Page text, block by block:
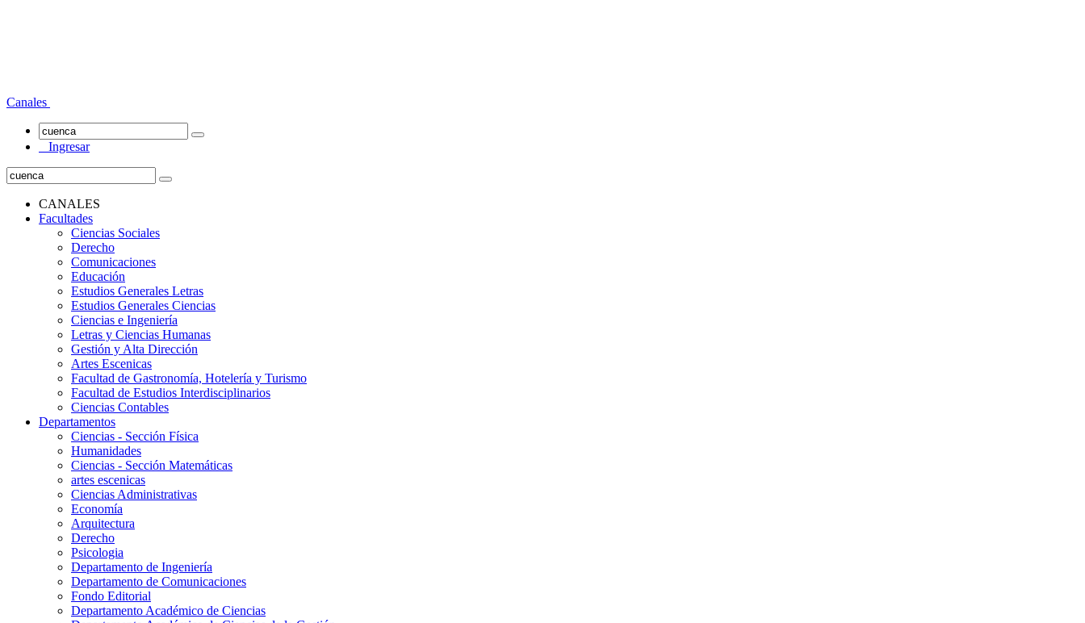
Canales
Ingresar
CANALES
Facultades
Ciencias Sociales
Derecho
Comunicaciones
Educación
Estudios Generales Letras
Estudios Generales Ciencias
Ciencias e Ingeniería
Letras y Ciencias Humanas
Gestión y Alta Dirección
Artes Escenicas
Facultad de Gastronomía, Hotelería y Turismo
Facultad de Estudios Interdisciplinarios
Ciencias Contables
Departamentos
Ciencias - Sección Física
Humanidades
Ciencias - Sección Matemáticas
artes escenicas
Ciencias Administrativas
Economía
Arquitectura
Derecho
Psicologia
Departamento de Ingeniería
Departamento de Comunicaciones
Fondo Editorial
Departamento Académico de Ciencias